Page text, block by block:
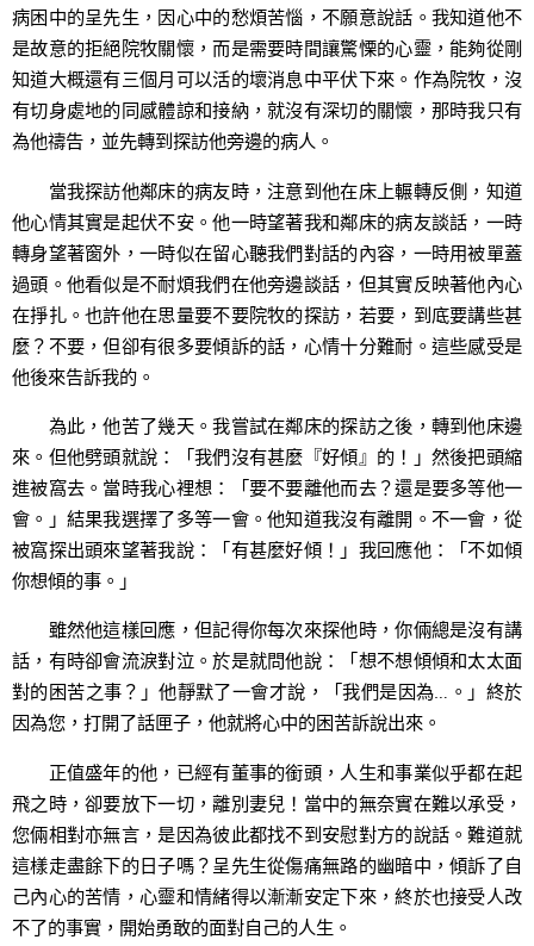
病困中的呈先生，因心中的愁煩苦惱，不願意說話。我知道他不
是故意的拒絕院牧關懷，而是需要時間讓驚慄的心靈，能夠從剛
知道大概還有三個月可以活的壞消息中平伏下來。作為院牧，沒
有切身處地的同感體諒和接納，就沒有深切的關懷，那時我只有
為他禱告，並先轉到探訪他旁邊的病人。
當我探訪他鄰床的病友時，注意到他在床上輾轉反側，知道
他心情其實是起伏不安。他一時望著我和鄰床的病友談話，一時
轉身望著窗外，一時似在留心聽我們對話的內容，一時用被單蓋
過頭。他看似是不耐煩我們在他旁邊談話，但其實反映著他內心
在掙扎。也許他在思量要不要院牧的探訪，若要，到底要講些甚
麼？不要，但卻有很多要傾訴的話，心情十分難耐。這些感受是
他後來告訴我的。
為此，他苦了幾天。我嘗試在鄰床的探訪之後，轉到他床邊
來。但他劈頭就說：「我們沒有甚麼『好傾』的！」然後把頭縮
進被窩去。當時我心裡想：「要不要離他而去？還是要多等他一
會。」結果我選擇了多等一會。他知道我沒有離開。不一會，從
被窩探出頭來望著我說：「有甚麼好傾！」我回應他：「不如傾
你想傾的事。」
雖然他這樣回應，但記得你每次來探他時，你倆總是沒有講
話，有時卻會流淚對泣。於是就問他說：「想不想傾傾和太太面
對的困苦之事？」他靜默了一會才說，「我們是因為…。」終於
因為您，打開了話匣子，他就將心中的困苦訴說出來。
正值盛年的他，已經有董事的銜頭，人生和事業似乎都在起
飛之時，卻要放下一切，離別妻兒！當中的無奈實在難以承受，
您倆相對亦無言，是因為彼此都找不到安慰對方的說話。難道就
這樣走盡餘下的日子嗎？呈先生從傷痛無路的幽暗中，傾訴了自
己內心的苦情，心靈和情緒得以漸漸安定下來，終於也接受人改
不了的事實，開始勇敢的面對自己的人生。